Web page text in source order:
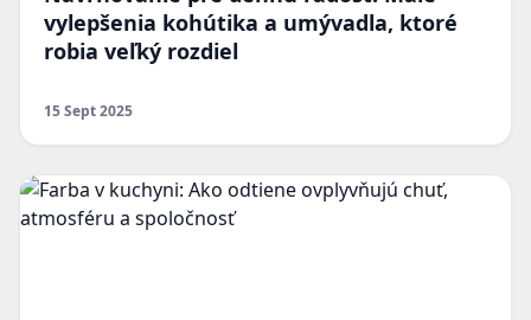
vylepšenia kohútika a umývadla, ktoré
robia veľký rozdiel
15 Sept 2025